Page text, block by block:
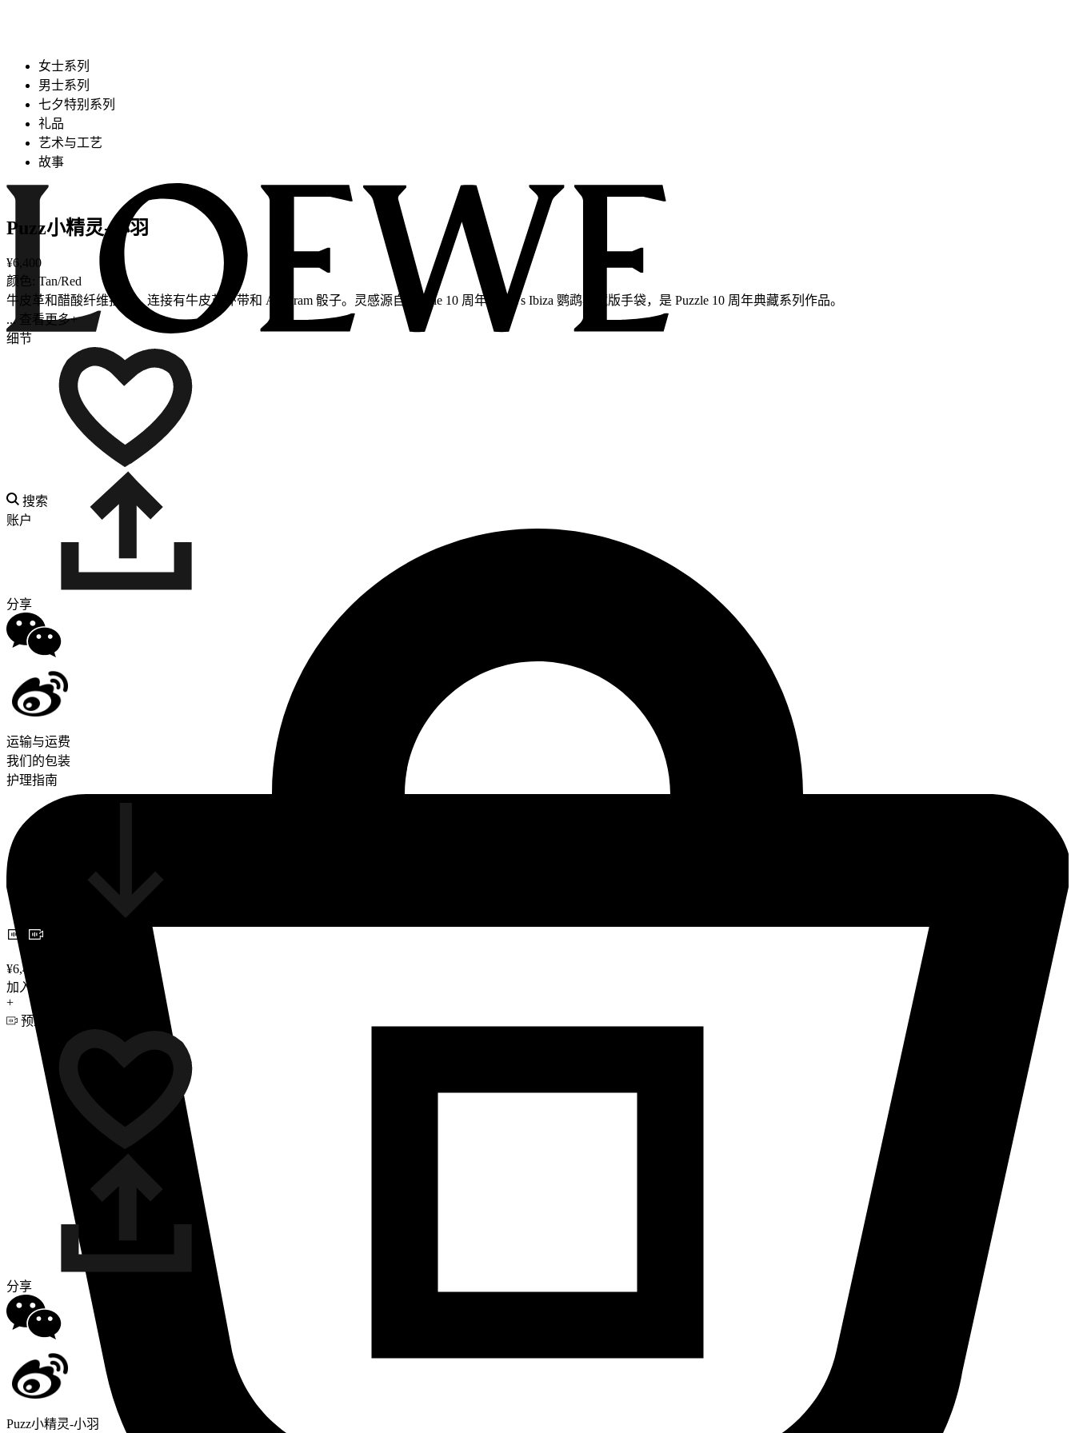
女士系列
男士系列
七夕特别系列
礼品
艺术与工艺
故事
搜索
账户
Puzz小精灵-小羽
¥6,400
颜色: Tan/Red
牛皮革和醋酸纤维挂饰，连接有牛皮革环带和 Anagram 骰子。灵感源自 Puzzle 10 周年 Paula's Ibiza 鹦鹉典藏版手袋，是 Puzzle 10 周年典藏系列作品。
... 查看更多+
细节
分享
运输与运费
我们的包装
护理指南
¥6,400
加入购物车
+
预约视频咨询
分享
Puzz小精灵-小羽